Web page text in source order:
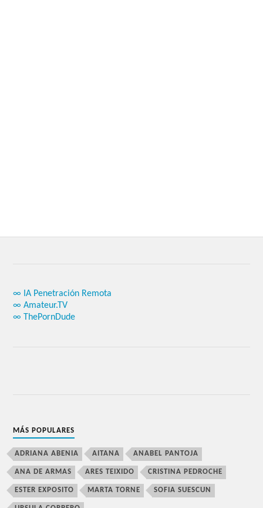
∞ IA Penetración Remota
∞ Amateur.TV
∞ ThePornDude
MÁS POPULARES
ADRIANA ABENIA AITANA ANABEL PANTOJA
ANA DE ARMAS ARES TEIXIDO CRISTINA PEDROCHE
ESTER EXPOSITO MARTA TORNE SOFIA SUESCUN